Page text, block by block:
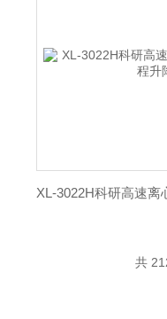
共